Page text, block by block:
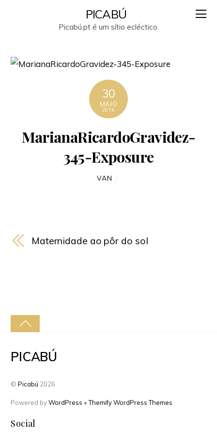
PICABÚ
Picabú.pt é um sítio ecléctico.
30
MAIO
2016
MarianaRicardoGravidez-
345-Exposure
VAN
Maternidade ao pôr do sol
PICABÚ
©Picabú 2026
Powered byWordPress •Themify WordPress Themes
Social